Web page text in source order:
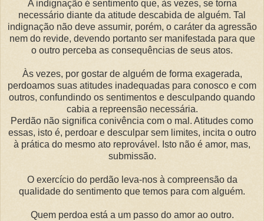
A indignação é sentimento que, às vezes, se torna
necessário diante da atitude descabida de alguém. Tal
indignação não deve assumir, porém, o caráter da agressão
nem do revide, devendo portanto ser manifestada para que
o outro perceba as consequências de seus atos.
Às vezes, por gostar de alguém de forma exagerada,
perdoamos suas atitudes inadequadas para conosco e com
outros, confundindo os sentimentos e desculpando quando
cabia a repreensão necessária.
Perdão não significa conivência com o mal. Atitudes como
essas, isto é, perdoar e desculpar sem limites, incita o outro
à prática do mesmo ato reprovável. Isto não é amor, mas,
submissão.
O exercício do perdão leva-nos à compreensão da
qualidade do sentimento que temos para com alguém.
Quem perdoa está a um passo do amor ao outro.